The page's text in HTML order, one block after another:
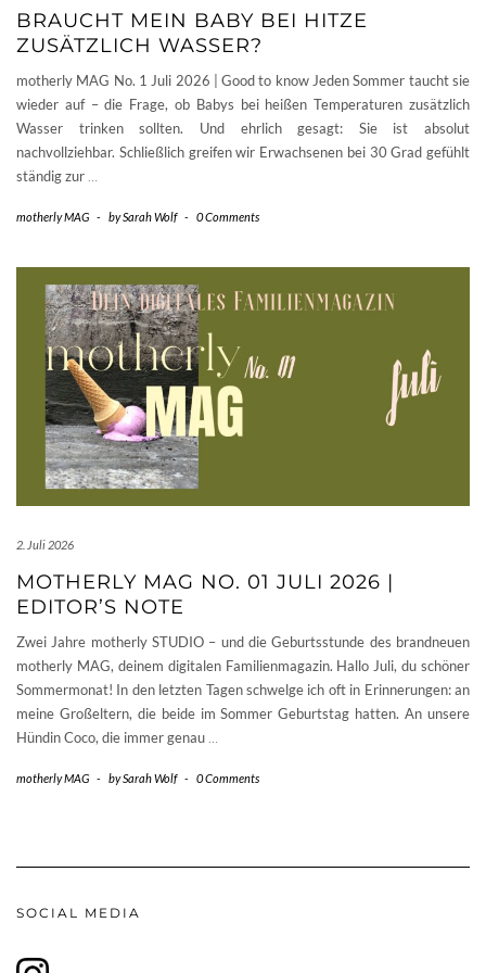
BRAUCHT MEIN BABY BEI HITZE
ZUSÄTZLICH WASSER?
motherly MAG No. 1 Juli 2026 | Good to know Jeden Sommer taucht sie
wieder auf – die Frage, ob Babys bei heißen Temperaturen zusätzlich
Wasser trinken sollten. Und ehrlich gesagt: Sie ist absolut
nachvollziehbar. Schließlich greifen wir Erwachsenen bei 30 Grad gefühlt
ständig zur
motherly MAG - bySarah Wolf - 0 Comments
2. Juli 2026
MOTHERLY MAG NO. 01 JULI 2026 |
EDITOR’S NOTE
Zwei Jahre motherly STUDIO – und die Geburtsstunde des brandneuen
motherly MAG, deinem digitalen Familienmagazin. Hallo Juli, du schöner
Sommermonat! In den letzten Tagen schwelge ich oft in Erinnerungen: an
meine Großeltern, die beide im Sommer Geburtstag hatten. An unsere
Hündin Coco, die immer genau
motherly MAG - bySarah Wolf - 0 Comments
SOCIAL MEDIA